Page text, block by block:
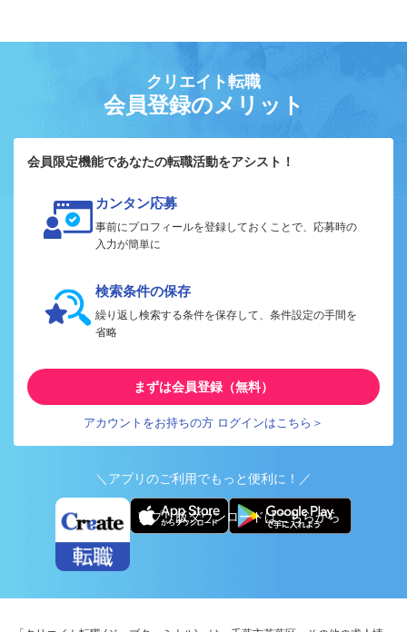
クリエイト転職
会員登録のメリット
会員限定機能であなたの転職活動をアシスト！
カンタン応募
事前にプロフィールを登録しておくことで、応募時の
入力が簡単に
検索条件の保存
繰り返し検索する条件を保存して、条件設定の手間を
省略
まずは会員登録（無料）
アカウントをお持ちの方 ログインはこちら＞
＼アプリのご利用でもっと便利に！／
アプリ版ダウンロードはこちらから